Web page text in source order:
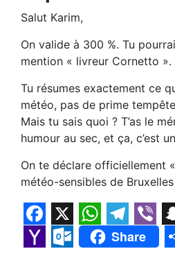
Salut Karim,
On valide à 300 %. Tu
mention « livreur Cornetto ».
Tu résumes exactement ce
météo, pas de prime
Mais tu sais quoi ? T’as le
humour au sec, et ça, c’est
On te déclare officiellement
météo-sensibles de Bruxelles
F
X W T V
S
Share